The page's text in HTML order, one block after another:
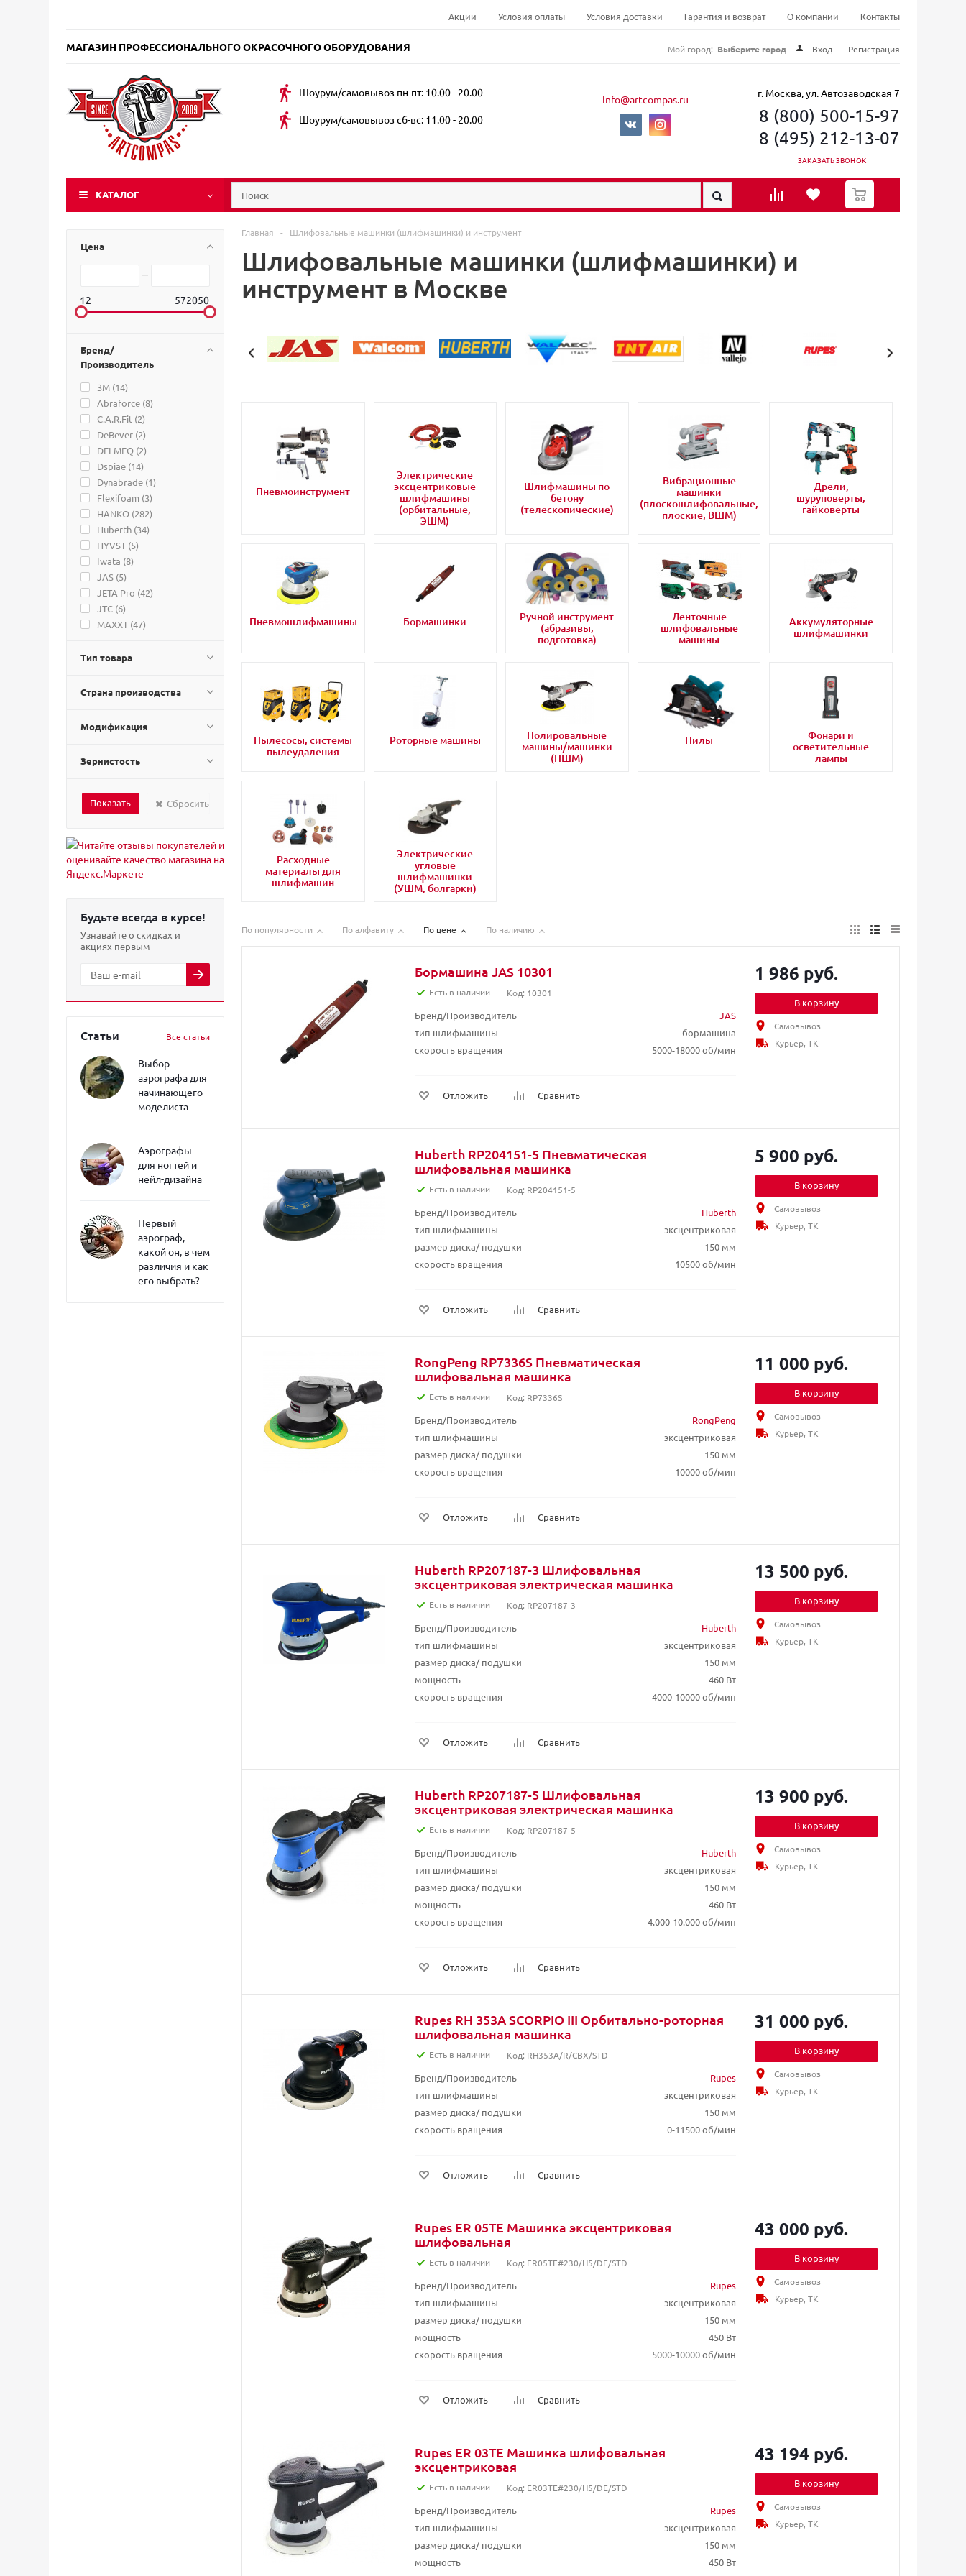
Акции Условия оплаты Условия доставки Гарантия и возврат О компании Контакты
МАГАЗИН ПРОФЕССИОНАЛЬНОГО ОКРАСОЧНОГО ОБОРУДОВАНИЯ Мой город: Выберите город Вход Регистрация
Шоурум/самовывоз пн-пт: 10.00 - 20.00
Шоурум/самовывоз сб-вс: 11.00 - 20.00
info@artcompas.ru г. Москва, ул. Автозаводская 7
8 (800) 500-15-97
8 (495) 212-13-07
ЗАКАЗАТЬ ЗВОНОК
КАТАЛОГ
0
Цена
12 572050
Бренд/
Производитель
3M (14)
Abraforce (8)
C.A.R.Fit (2)
DeBever (2)
DELMEQ (2)
Dspiae (14)
Dynabrade (1)
Flexifoam (3)
HANKO (282)
Huberth (34)
HYVST (5)
Iwata (8)
JAS (5)
JETA Pro (42)
JTC (6)
MAXXT (47)
Mirka (630
Sandwox (
Schtaer (119
3
TNT-Air (163
VSM (1)
Walcom (1)
Walmec (1)
Тип товара
Страна производства
Модификация
Зернистость
Сбросить
Будьте всегда в курсе!
Узнавайте о скидках и
акциях первым
Статьи Все статьи
Выбор
аэрографа для
начинающего
моделиста
Аэрографы
для ногтей и
нейл-дизайна
Первый
аэрограф,
какой он, в чем
различия и как
его выбрать?
Главная - Шлифовальные машинки (шлифмашинки) и инструмент
Шлифовальные машинки (шлифмашинки) и
инструмент в Москве
Пневмоинструмент
Электрические
эксцентриковые
шлифмашины
(орбитальные,
ЭШМ)
Шлифмашины по
бетону
(телескопические)
Вибрационные
машинки
(плоскошлифовальные,
плоские, ВШМ)
Дрели,
шуруповерты,
гайковерты
Пневмошлифмашины Бормашинки
Ручной инструмент
(абразивы,
подготовка)
Ленточные
шлифовальные
машины
Аккумуляторные
шлифмашинки
Пылесосы, системы
пылеудаления
Роторные машины
Полировальные
машины/машинки
(ПШМ)
Пилы
Фонари и
осветительные
лампы
Расходные
материалы для
шлифмашин
Электрические
угловые
шлифмашинки
(УШМ, болгарки)
По популярности По алфавиту По цене По наличию
Бормашина JAS 10301
Есть в наличии Код: 10301
Бренд/Производитель
JAS
тип шлифмашины
бормашина
скорость вращения
5000-18000 об/мин
Отложить Сравнить
1 986 руб.
В корзину
Самовывоз
Курьер, ТК
Huberth RP204151-5 Пневматическая
шлифовальная машинка
Есть в наличии Код: RP204151-5
Бренд/Производитель
Huberth
тип шлифмашины
эксцентриковая
размер диска/ подушки
150 мм
скорость вращения
10500 об/мин
Отложить Сравнить
5 900 руб.
В корзину
Самовывоз
Курьер, ТК
RongPeng RP7336S Пневматическая
шлифовальная машинка
Есть в наличии Код: RP7336S
Бренд/Производитель
RongPeng
тип шлифмашины
эксцентриковая
размер диска/ подушки
150 мм
скорость вращения
10000 об/мин
Отложить Сравнить
11 000 руб.
В корзину
Самовывоз
Курьер, ТК
Huberth RP207187-3 Шлифовальная
эксцентриковая электрическая машинка
Есть в наличии Код: RP207187-3
Бренд/Производитель
Huberth
тип шлифмашины
эксцентриковая
размер диска/ подушки
150 мм
мощность
460 Вт
скорость вращения
4000-10000 об/мин
Отложить Сравнить
13 500 руб.
В корзину
Самовывоз
Курьер, ТК
Huberth RP207187-5 Шлифовальная
эксцентриковая электрическая машинка
Есть в наличии Код: RP207187-5
Бренд/Производитель
Huberth
тип шлифмашины
эксцентриковая
размер диска/ подушки
150 мм
мощность
460 Вт
скорость вращения
4.000-10.000 об/мин
Отложить Сравнить
13 900 руб.
В корзину
Самовывоз
Курьер, ТК
Rupes RH 353A SCORPIO III Орбитально-роторная
шлифовальная машинка
Есть в наличии Код: RH353A/R/CBX/STD
Бренд/Производитель
Rupes
тип шлифмашины
эксцентриковая
размер диска/ подушки
150 мм
скорость вращения
0-11500 об/мин
Отложить Сравнить
31 000 руб.
В корзину
Самовывоз
Курьер, ТК
Rupes ER 05TE Машинка эксцентриковая
шлифовальная
Есть в наличии Код: ER05TE#230/H5/DE/STD
Бренд/Производитель
Rupes
тип шлифмашины
эксцентриковая
размер диска/ подушки
150 мм
мощность
450 Вт
скорость вращения
5000-10000 об/мин
Отложить Сравнить
43 000 руб.
В корзину
Самовывоз
Курьер, ТК
Rupes ER 03TE Машинка шлифовальная
эксцентриковая
Есть в наличии Код: ER03TE#230/H5/DE/STD
Бренд/Производитель
Rupes
тип шлифмашины
эксцентриковая
размер диска/ подушки
150 мм
мощность
450 Вт
43 194 руб.
В корзину
Самовывоз
Курьер, ТК